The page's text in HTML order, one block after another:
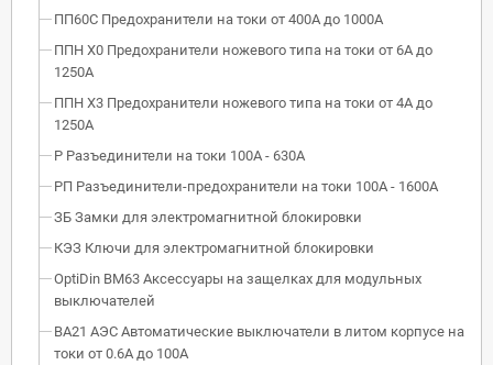
ПП60С Предохранители на токи от 400А до 1000А
ППН Х0 Предохранители ножевого типа на токи от 6А до
1250А
ППН Х3 Предохранители ножевого типа на токи от 4А до
1250А
Р Разъединители на токи 100А - 630А
РП Разъединители-предохранители на токи 100А - 1600А
ЗБ Замки для электромагнитной блокировки
КЭЗ Ключи для электромагнитной блокировки
OptiDin BM63 Аксессуары на защелках для модульных
выключателей
ВА21 АЭС Автоматические выключатели в литом корпусе на
токи от 0.6А до 100А